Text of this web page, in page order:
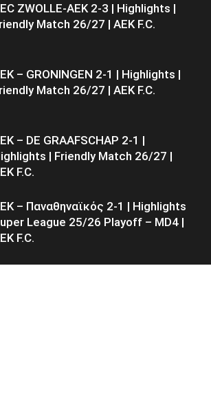
ZWOLLE-AEK 2-3 | Highlights |
Match 26/27 | ΑΕΚ F.C.
– GRONINGEN 2-1 | Highlights |
Match 26/27 | ΑΕΚ F.C.
– DE GRAAFSCHAP 2-1 |
| Friendly Match 26/27 |
F.C.
– Παναθηναϊκός 2-1 | Highlights
League 25/26 Playoff – MD4 |
F.C.